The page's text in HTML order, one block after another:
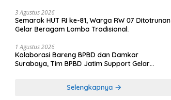
3 Agustus 2026
Semarak HUT RI ke-81, Warga RW 07 Ditotrunan
Gelar Beragam Lomba Tradisional.
1 Agustus 2026
Kolaborasi Bareng BPBD dan Damkar
Surabaya, Tim BPBD Jatim Support Gelar
Selengkapnya